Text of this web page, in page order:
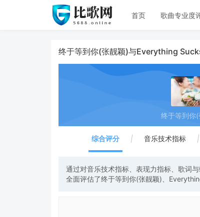
首页 歌曲专业度
终于等到你(张靓颖)与Everything
终于等到你
综合评分 | 音乐技术指标 |
通过对音乐技术指标、表现力指标、歌词
全面评估了终于等到你(张靓颖)、